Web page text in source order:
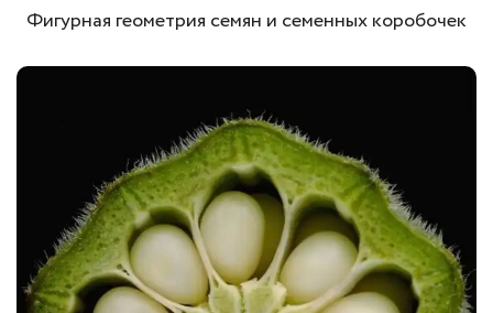
Фигурная геометрия семян и семенных коробочек